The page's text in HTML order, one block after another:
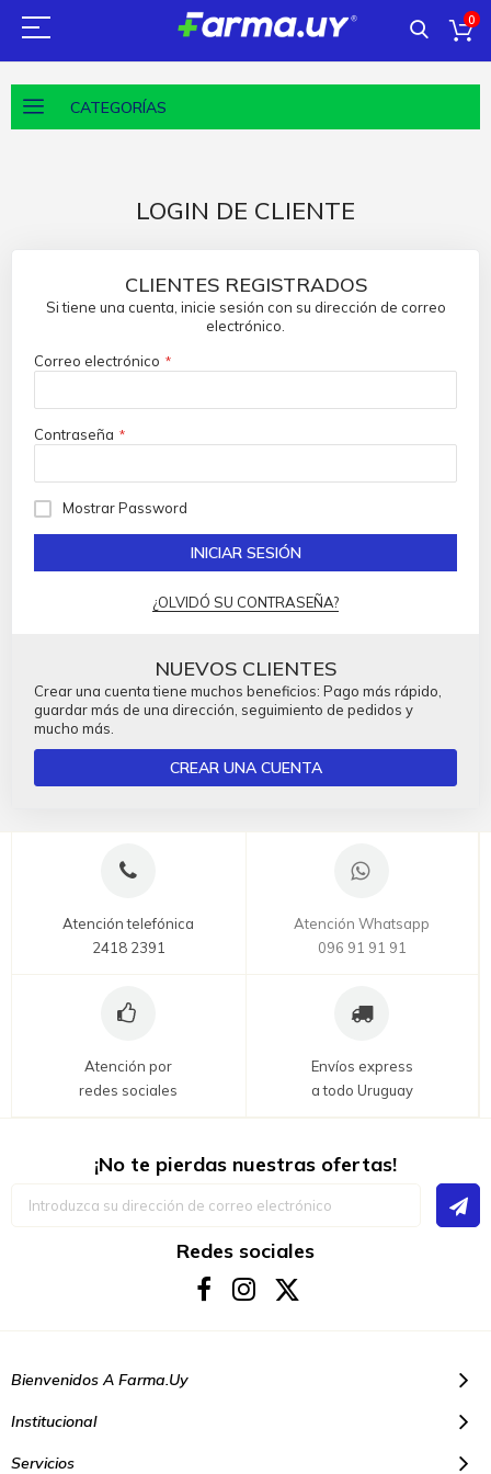
0
CATEGORÍAS
LOGIN DE CLIENTE
CLIENTES REGISTRADOS
Si tiene una cuenta, inicie sesión con su dirección de correo
electrónico.
Correo electrónico
Contraseña
Mostrar Password
INICIAR SESIÓN
¿OLVIDÓ SU CONTRASEÑA?
NUEVOS CLIENTES
Crear una cuenta tiene muchos beneficios: Pago más rápido,
guardar más de una dirección, seguimiento de pedidos y
mucho más.
CREAR UNA CUENTA
Atención telefónica
2418 2391
Atención Whatsapp
096 91 91 91
Atención por
redes sociales
Envíos express
a todo Uruguay
¡No te pierdas nuestras ofertas!
Redes sociales
Bienvenidos A Farma.uy
Institucional
Servicios